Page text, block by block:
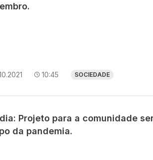
10:45 SOCIEDADE
Projeto para a comunidade
da pandemia.